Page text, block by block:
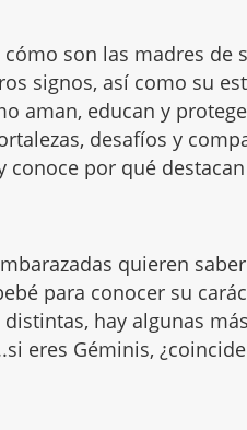
cómo son las madres de
signos, así como su
aman, educan y
desafíos y
conoce por qué
quieren
para conocer su
hay algunas
eres Géminis,